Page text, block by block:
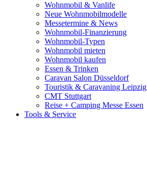
Wohnmobil & Vanlife
Neue Wohnmobilmodelle
Messetermine & News
Wohnmobil-Finanzierung
Wohnmobil-Typen
Wohnmobil mieten
Wohnmobil kaufen
Essen & Trinken
Caravan Salon Düsseldorf
Touristik & Caravaning Leipzig
CMT Stuttgart
Reise + Camping Messe Essen
Tools & Service